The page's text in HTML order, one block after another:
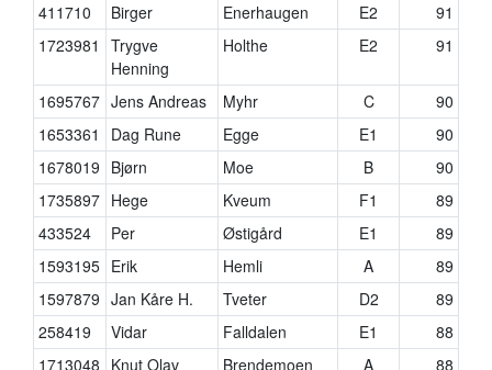
411710
Birger Enerhaugen E2
91
1723981
Trygve
Henning
Holthe E2 91
1695767 Jens Andreas Myhr C
90
1653361
Dag Rune Egge E1
90
1678019 Bjørn Moe B
90
1735897 Hege Kveum F1
89
433524
Per Østigård E1
89
1593195 Erik Hemli A
89
1597879 Jan Kåre H. Tveter D2
89
258419
Vidar Falldalen E1
88
1713048 Knut Olav Brendemoen A
88